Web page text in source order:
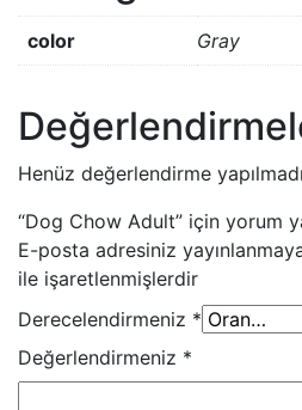
color Gray
Henüz değerlendirme
“Dog Chow Adult” için yorum
E-posta adresiniz
ile işaretlenmişlerdir
Derecelendirmeniz *
Değerlendirmeniz *